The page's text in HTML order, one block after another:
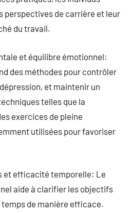
perspectives de carrière et leur
du travail.
et équilibre émotionnel:
des méthodes pour contrôler
et maintenir un
telles que la
exercices de pleine
utilisées pour favoriser
et efficacité temporelle: Le
aide à clarifier les objectifs
de manière efficace.